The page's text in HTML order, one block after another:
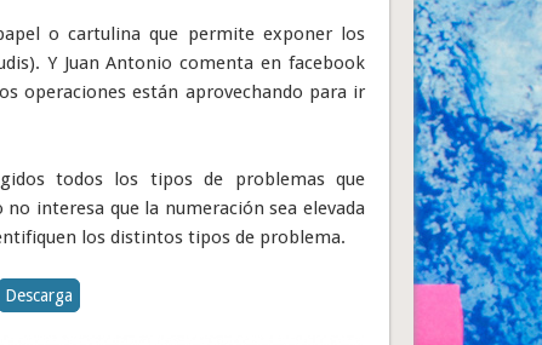
o cartulina que permite exponer los
Y Juan Antonio comenta en facebook
operaciones están aprovechando para ir
todos los tipos de problemas que
interesa que la numeración sea elevada
los distintos tipos de problema.
Descarga